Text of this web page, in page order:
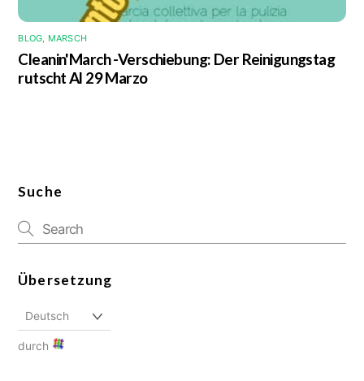
BLOG MARSCH
Cleanin'March -Verschiebung: Der Reinigungstag
rutscht Al 29 Marzo
Suche
Übersetzung
durch